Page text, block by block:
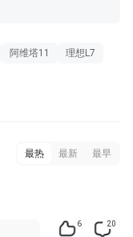
阿维塔11
理想L7
最热 最新 最早
6 20